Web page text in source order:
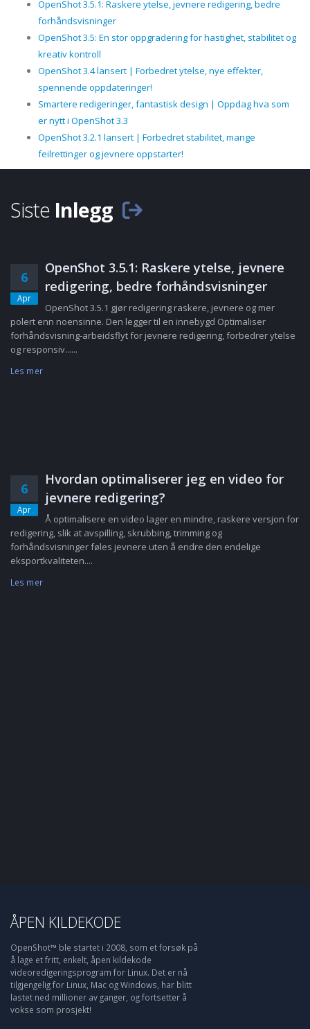
OpenShot 3.5.1: Raskere ytelse, jevnere redigering, bedre
forhåndsvisninger
OpenShot 3.5: En stor oppgradering for hastighet, stabilitet og
kreativ kontroll
OpenShot 3.4 lansert | Forbedret ytelse, nye effekter,
spennende oppdateringer!
Smartere redigeringer, fantastisk design | Oppdag hva som
er nytt i OpenShot 3.3
OpenShot 3.2.1 lansert | Forbedret stabilitet, mange
feilrettinger og jevnere oppstarter!
Siste Inlegg
6
Apr
OpenShot 3.5.1: Raskere ytelse, jevnere
redigering, bedre forhåndsvisninger
OpenShot 3.5.1 gjør redigering raskere, jevnere og mer
polert enn noensinne. Den legger til en innebygd Optimaliser
forhåndsvisning-arbeidsflyt for jevnere redigering, forbedrer ytelse
og responsiv......
Les mer
6
Apr
Hvordan optimaliserer jeg en video for
jevnere redigering?
Å optimalisere en video lager en mindre, raskere versjon for
redigering, slik at avspilling, skrubbing, trimming og
forhåndsvisninger føles jevnere uten å endre den endelige
eksportkvaliteten....
Les mer
ÅPEN KILDEKODE
OpenShot™ ble startet i 2008, som et forsøk på
å lage et fritt, enkelt, åpen kildekode
videoredigeringsprogram for Linux. Det er nå
tilgjengelig for Linux, Mac og Windows, har blitt
lastet ned millioner av ganger, og fortsetter å
vokse som prosjekt!